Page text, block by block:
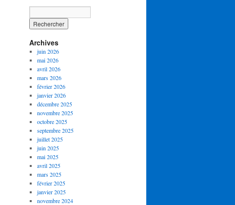
Archives
juin 2026
mai 2026
avril 2026
mars 2026
février 2026
janvier 2026
décembre 2025
novembre 2025
octobre 2025
septembre 2025
juillet 2025
juin 2025
mai 2025
avril 2025
mars 2025
février 2025
janvier 2025
novembre 2024